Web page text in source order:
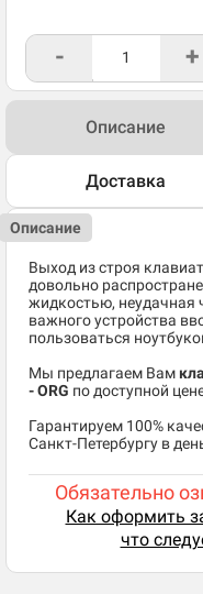
- +
Описание
Доставка
Описание
Выход из строя
довольно
жидкостью, неудачная
важного устройства
пользоваться
Мы предлагаем Вам
- ORG по доступной
​Гарантируем 100%
Санкт-Петербургу в
Обязательно
Как оформить
что